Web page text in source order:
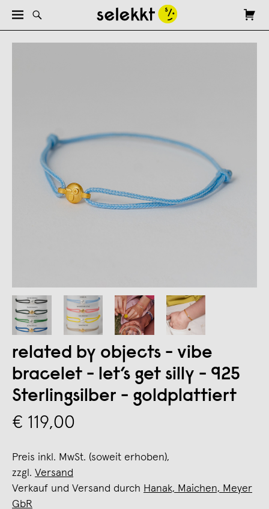
related by objects - vibe
bracelet - let’s get silly - 925
Sterlingsilber - goldplattiert
€ 119,00
Preis inkl. MwSt. (soweit erhoben),
zzgl. Versand
Verkauf und Versand durch Hanak, Maichen, Meyer
GbR